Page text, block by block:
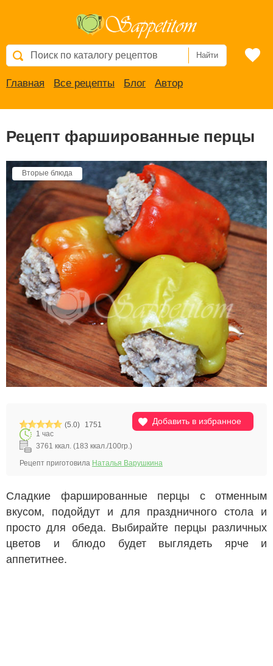
Найти
Главная Все рецепты Блог Автор
Рецепт фаршированные перцы
Вторые блюда
Добавить в избранное
(5.0)
1751
1 час
3761 ккал. (183 ккал./100гр.)
Рецепт приготовила Наталья Варушкина
Сладкие фаршированные перцы с отменным
вкусом, подойдут и для праздничного стола и
просто для обеда. Выбирайте перцы различных
цветов и блюдо будет выглядеть ярче и
аппетитнее.